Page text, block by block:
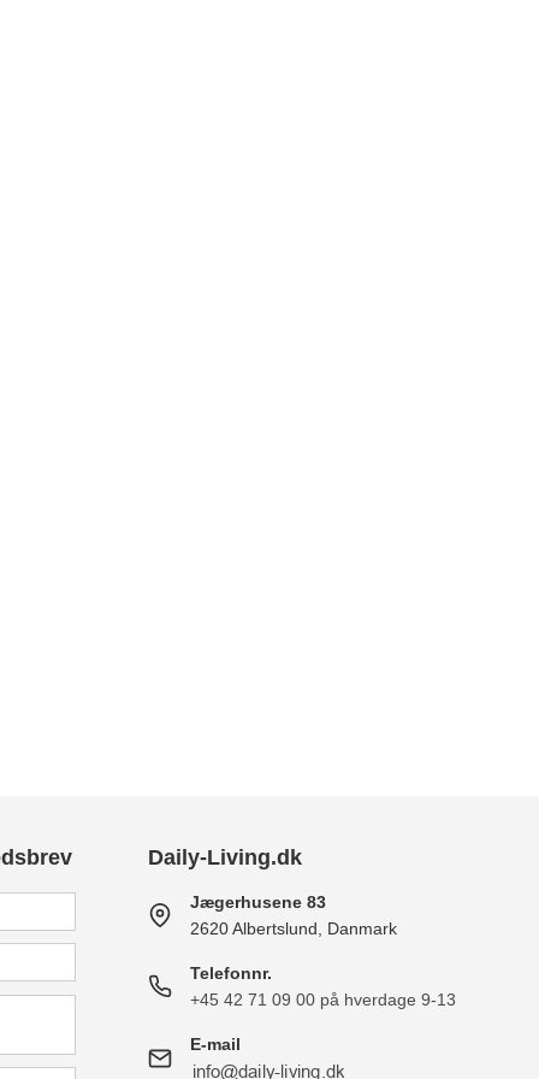
Daily-Living.dk
Jægerhusene 83
2620 Albertslund, Danmark
Telefonnr.
+45 42 71 09 00 på hverdage 9-13
E-mail